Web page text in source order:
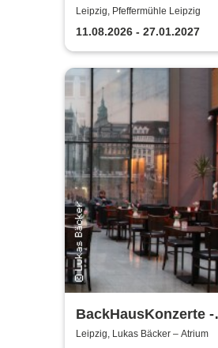
Pfeffermühle
Leipzig, Pfeffermühle Leipzig
11.08.2026 - 27.01.2027
BackHausKonzerte -
Kammermusik mit der
Leipzig, Lukas Bäcker – Atrium